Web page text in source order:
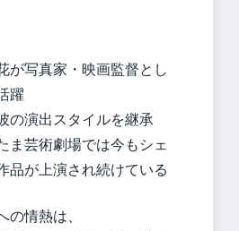
が写真家・映画監督とし
躍
の演出スタイルを継承
ま芸術劇場では今もシェ
品が上演され続けている
情熱は、